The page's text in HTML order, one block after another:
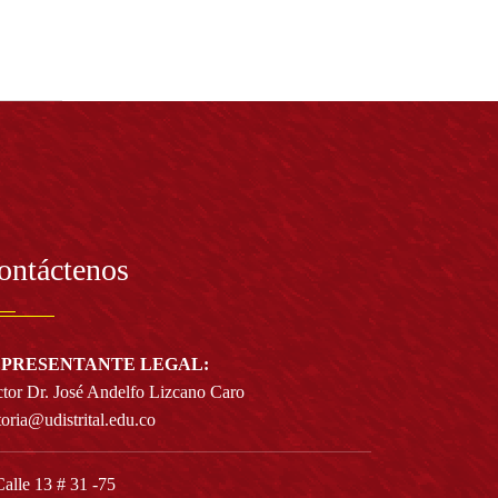
LEGAL:
Dr. José Andelfo Lizcano Caro
13 # 31 -75